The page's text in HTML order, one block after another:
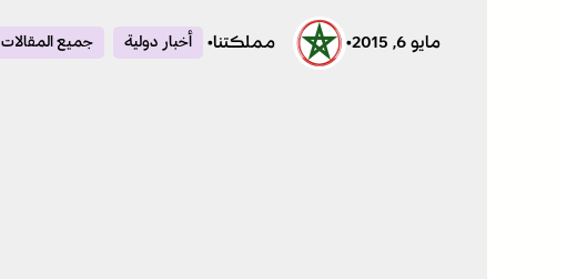
مايو 6, 2015 • مملكتنا• أخبار دولية جميع المقالات